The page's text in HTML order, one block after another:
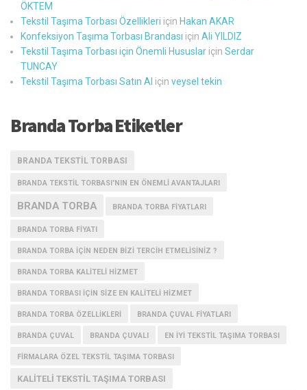
ÖKTEM
Tekstil Taşıma Torbası Özellikleri için Hakan AKAR
Konfeksiyon Taşıma Torbası Brandası için Ali YILDIZ
Tekstil Taşıma Torbası için Önemli Hususlar için Serdar
TUNCAY
Tekstil Taşıma Torbası Satın Al için veysel tekin
Branda Torba Etiketler
BRANDA TEKSTIL TORBASI
BRANDA TEKSTIL TORBASI'NIN EN ÖNEMLI AVANTAJLARI
BRANDA TORBA BRANDA TORBA FIYATLARI
BRANDA TORBA FIYATI
BRANDA TORBA IÇIN NEDEN BIZI TERCIH ETMELISINIZ ?
BRANDA TORBA KALITELI HIZMET
BRANDA TORBASI IÇIN SIZE EN KALITELI HIZMET
BRANDA TORBA ÖZELLIKLERI BRANDA ÇUVAL FIYATLARI
BRANDA ÇUVAL BRANDA ÇUVALI EN IYI TEKSTIL TAŞIMA TORBASI
FIRMALARA ÖZEL TEKSTIL TAŞIMA TORBASI
KALITELI TEKSTIL TAŞIMA TORBASI